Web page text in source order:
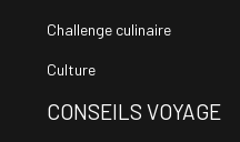
Challenge culinaire
Culture
CONSEILS VOYAGE